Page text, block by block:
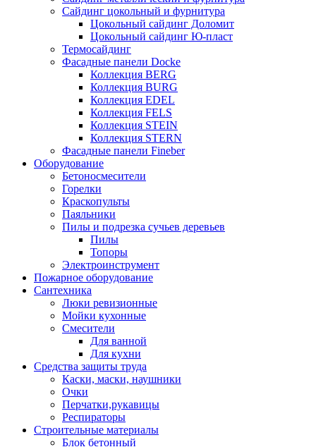
Сайдинг цокольный и фурнитура
Цокольный сайдинг Доломит
Цокольный сайдинг Ю-пласт
Термосайдинг
Фасадные панели Docke
Коллекция BERG
Коллекция BURG
Коллекция EDEL
Коллекция FELS
Коллекция STEIN
Коллекция STERN
Фасадные панели Fineber
Оборудование
Бетоносмесители
Горелки
Краскопульты
Паяльники
Пилы и подрезка сучьев деревьев
Пилы
Топоры
Электроинструмент
Пожарное оборудование
Сантехника
Люки ревизионные
Мойки кухонные
Смесители
Для ванной
Для кухни
Средства защиты труда
Каски, маски, наушники
Очки
Перчатки,рукавицы
Респираторы
Строительные материалы
Блок бетонный